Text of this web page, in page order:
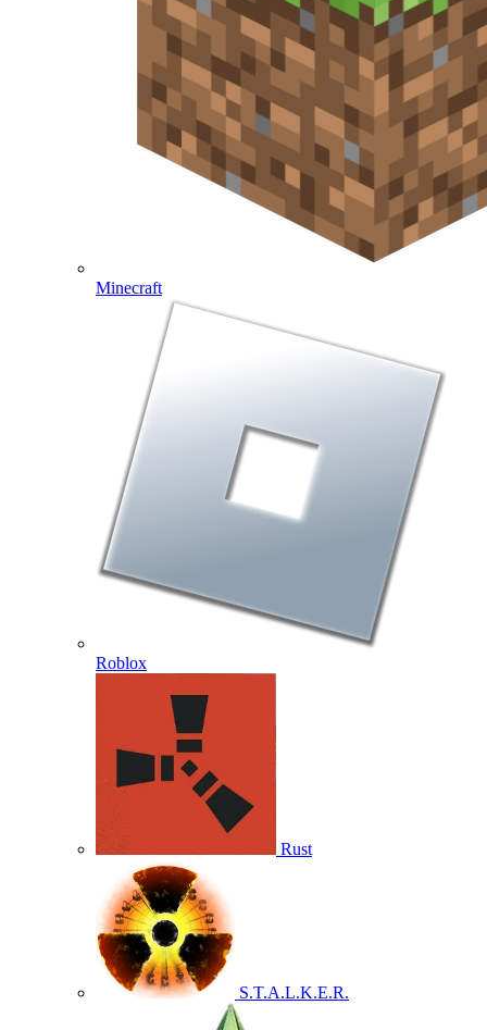
Minecraft
Roblox
Rust
S.T.A.L.K.E.R.